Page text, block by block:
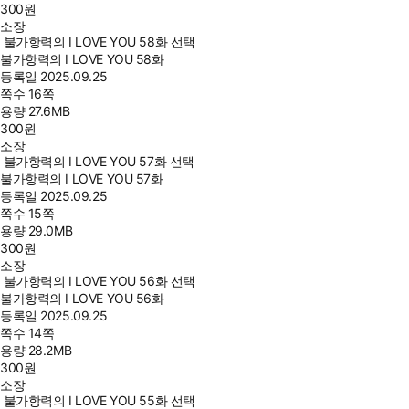
300원
소장
불가항력의 I LOVE YOU 58화 선택
불가항력의 I LOVE YOU 58화
등록일 2025.09.25
쪽수 16쪽
용량 27.6MB
300원
소장
불가항력의 I LOVE YOU 57화 선택
불가항력의 I LOVE YOU 57화
등록일 2025.09.25
쪽수 15쪽
용량 29.0MB
300원
소장
불가항력의 I LOVE YOU 56화 선택
불가항력의 I LOVE YOU 56화
등록일 2025.09.25
쪽수 14쪽
용량 28.2MB
300원
소장
불가항력의 I LOVE YOU 55화 선택